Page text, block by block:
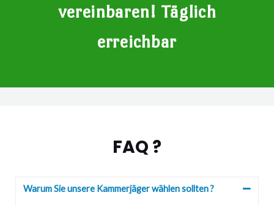
vereinbaren! Täglich
erreichbar
FAQ ?
Warum Sie unsere Kammerjäger wählen sollten ?